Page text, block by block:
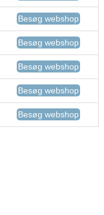
Besøg webshop
Besøg webshop
Besøg webshop
Besøg webshop
Besøg webshop